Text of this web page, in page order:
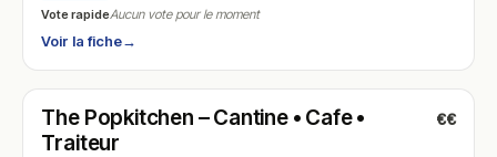
Vote rapideAucun vote pour le moment
Voir la fiche→
N° 10
The Popkitchen – Cantine • Cafe •
Traiteur
€€